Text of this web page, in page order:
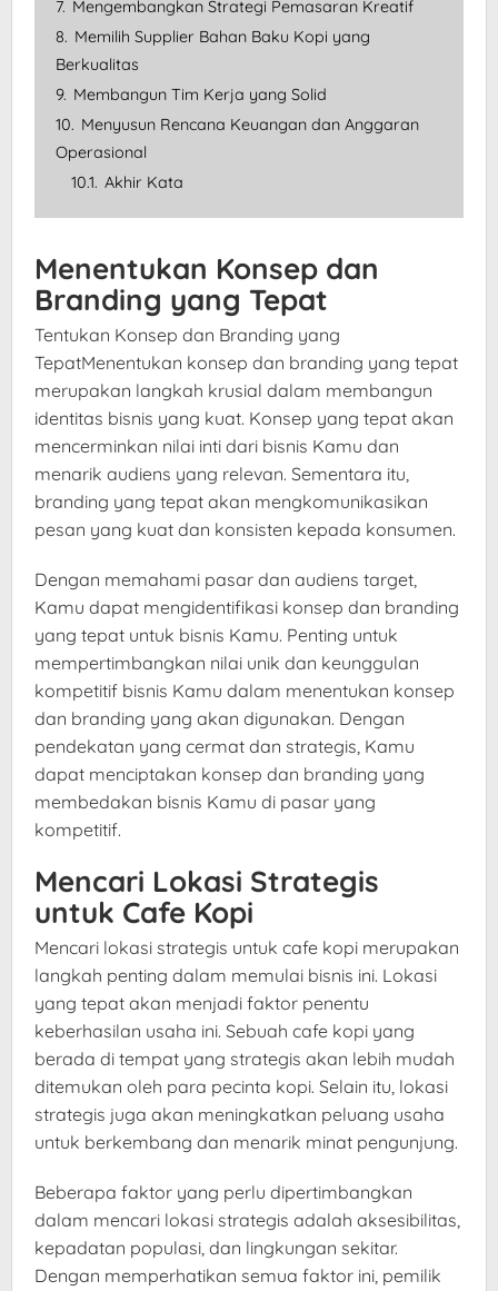
7. Mengembangkan Strategi Pemasaran Kreatif
8. Memilih Supplier Bahan Baku Kopi yang
Berkualitas
9. Membangun Tim Kerja yang Solid
10. Menyusun Rencana Keuangan dan Anggaran
Operasional
10.1. Akhir Kata
Menentukan Konsep dan
Branding yang Tepat
Tentukan Konsep dan Branding yang
TepatMenentukan konsep dan branding yang tepat
merupakan langkah krusial dalam membangun
identitas bisnis yang kuat. Konsep yang tepat akan
mencerminkan nilai inti dari bisnis Kamu dan
menarik audiens yang relevan. Sementara itu,
branding yang tepat akan mengkomunikasikan
pesan yang kuat dan konsisten kepada konsumen.
Dengan memahami pasar dan audiens target,
Kamu dapat mengidentifikasi konsep dan branding
yang tepat untuk bisnis Kamu. Penting untuk
mempertimbangkan nilai unik dan keunggulan
kompetitif bisnis Kamu dalam menentukan konsep
dan branding yang akan digunakan. Dengan
pendekatan yang cermat dan strategis, Kamu
dapat menciptakan konsep dan branding yang
membedakan bisnis Kamu di pasar yang
kompetitif.
Mencari Lokasi Strategis
untuk Cafe Kopi
Mencari lokasi strategis untuk cafe kopi merupakan
langkah penting dalam memulai bisnis ini. Lokasi
yang tepat akan menjadi faktor penentu
keberhasilan usaha ini. Sebuah cafe kopi yang
berada di tempat yang strategis akan lebih mudah
ditemukan oleh para pecinta kopi. Selain itu, lokasi
strategis juga akan meningkatkan peluang usaha
untuk berkembang dan menarik minat pengunjung.
Beberapa faktor yang perlu dipertimbangkan
dalam mencari lokasi strategis adalah aksesibilitas,
kepadatan populasi, dan lingkungan sekitar.
Dengan memperhatikan semua faktor ini, pemilik